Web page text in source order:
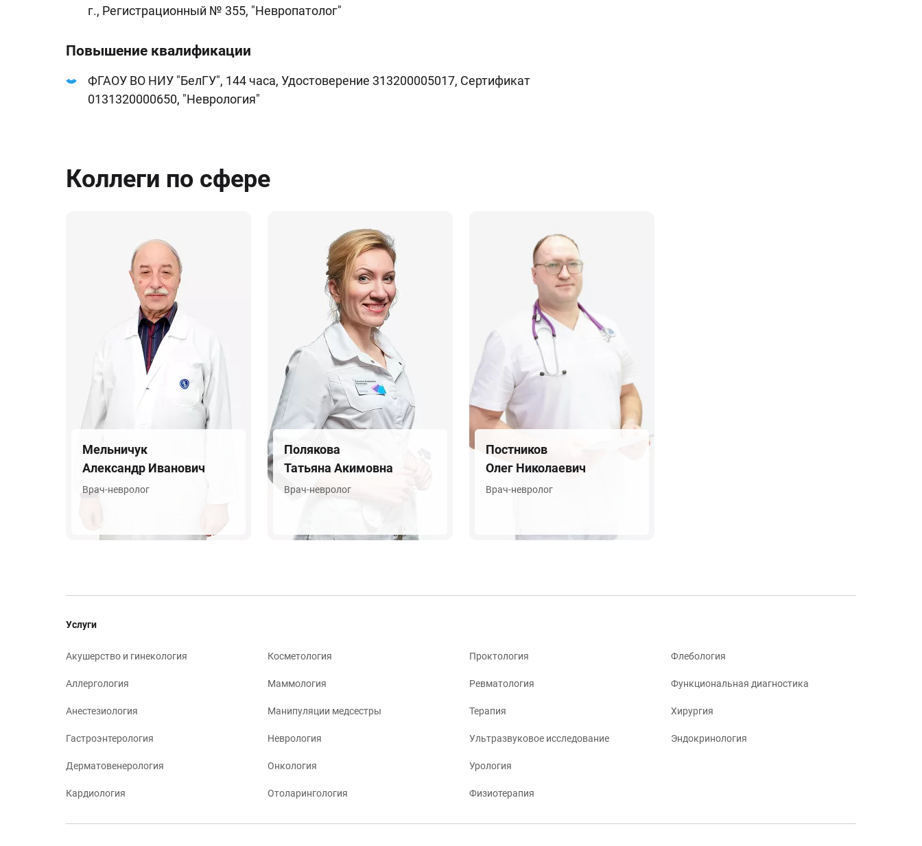
г., Регистрационный № 355, "Невропатолог"
Повышение квалификации
ФГАОУ ВО НИУ "БелГУ", 144 часа, Удостоверение 313200005017, Сертификат
0131320000650, "Неврология"
Коллеги по сфере
Мельничук
Александр Иванович
Врач-невролог
Полякова
Татьяна Акимовна
Врач-невролог
Постников
Олег Николаевич
Врач-невролог
Услуги
Акушерство и гинекология
Аллергология
Анестезиология
Гастроэнтерология
Дерматовенерология
Кардиология
Косметология
Маммология
Манипуляции медсестры
Неврология
Онкология
Отоларингология
Проктология
Ревматология
Терапия
Ультразвуковое исследование
Урология
Физиотерапия
Флебология
Функциональная диагностика
Хирургия
Эндокринология